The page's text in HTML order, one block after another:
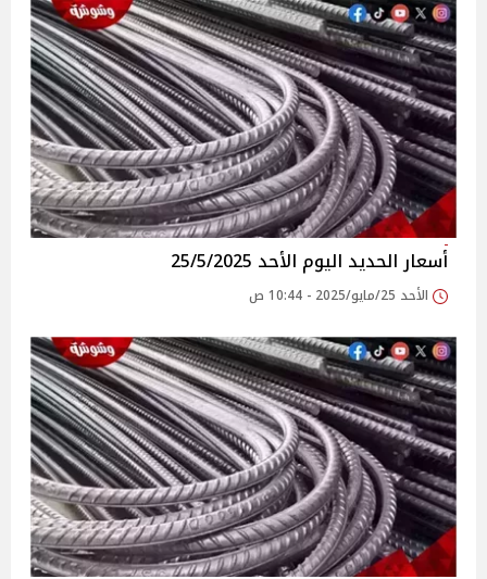
أسعار الحديد اليوم الأحد 25/5/2025
الأحد 25/مايو/2025 - 10:44 ص